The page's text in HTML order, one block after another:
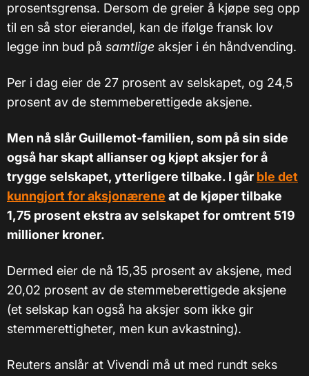
prosentsgrensa. Dersom de greier å kjøpe seg opp
til en så stor eierandel, kan de ifølge fransk lov
legge inn bud på samtlige aksjer i én håndvending.
Per i dag eier de 27 prosent av selskapet, og 24,5
prosent av de stemmeberettigede aksjene.
Men nå slår Guillemot-familien, som på sin side
også har skapt allianser og kjøpt aksjer for å
trygge selskapet, ytterligere tilbake. I går ble det
kunngjort for aksjonærene at de kjøper tilbake
1,75 prosent ekstra av selskapet for omtrent 519
millioner kroner.
Dermed eier de nå 15,35 prosent av aksjene, med
20,02 prosent av de stemmeberettigede aksjene
(et selskap kan også ha aksjer som ikke gir
stemmerettigheter, men kun avkastning).
Reuters anslår at Vivendi må ut med rundt seks